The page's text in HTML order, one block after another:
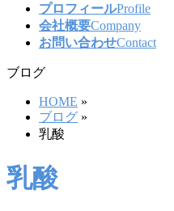
プロフィールProfile
会社概要Company
お問い合わせContact
ブログ
HOME »
ブログ »
乳酸
乳酸